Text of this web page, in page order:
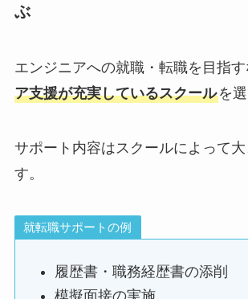
ぶ
エンジニアへの就職・転職を目指す
ア支援が充実しているスクールを
サポート内容はスクールによって大
す。
就転職サポートの例
履歴書・職務経歴書の添削